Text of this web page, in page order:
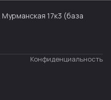
Мурманская 17к3 (база
Конфиденциальность